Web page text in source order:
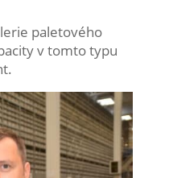
paletového
v tomto typu